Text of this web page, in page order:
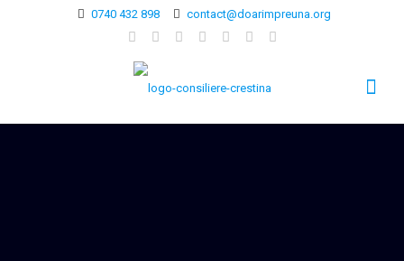
0740 432 898 contact@doarimpreuna.org